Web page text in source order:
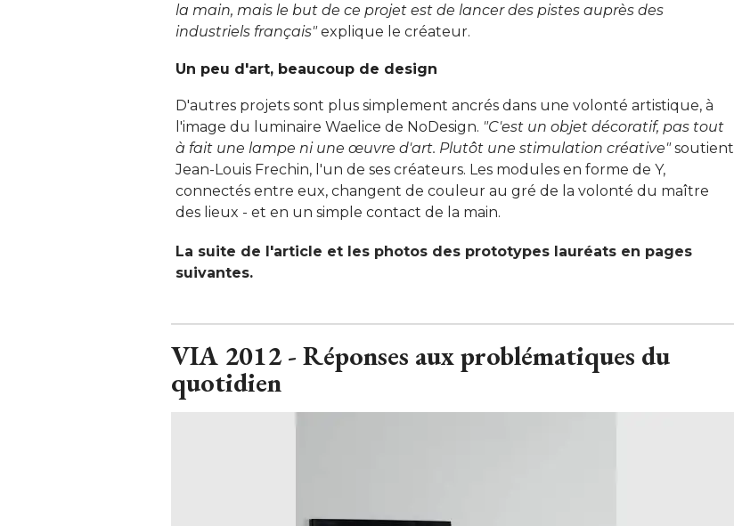
la main, mais le but de ce projet est de lancer des pistes auprès des
industriels français" explique le créateur.
Un peu d'art, beaucoup de design
D'autres projets sont plus simplement ancrés dans une volonté artistique, à
l'image du luminaire Waelice de NoDesign. "C'est un objet décoratif, pas tout
à fait une lampe ni une œuvre d'art. Plutôt une stimulation créative"soutient
Jean-Louis Frechin, l'un de ses créateurs. Les modules en forme de Y,
connectés entre eux, changent de couleur au gré de la volonté du maître
des lieux - et en un simple contact de la main.
La suite de l'article et les photos des prototypes lauréats en pages
suivantes.
VIA 2012 - Réponses aux problématiques du
quotidien